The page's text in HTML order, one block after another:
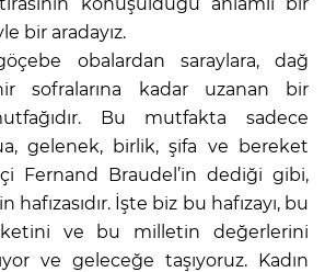
bir aradayız.
obalardan saraylara, dağ
sofralarına kadar uzanan bir
Bu mutfakta sadece
gelenek, birlik, şifa ve bereket
Fernand Braudel’in dediği gibi,
İşte biz bu hafızayı, bu
ve bu milletin değerlerini
ve geleceğe taşıyoruz. Kadın